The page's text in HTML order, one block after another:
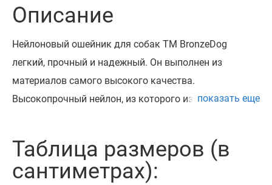
Описание
Нейлоновый ошейник для собак ТМ BronzeDog
легкий, прочный и надежный. Он выполнен из
материалов самого высокого качества.
Высокопрочный нейлон, из которого изготовлен
Ошейник укомплектован прочной металлической
пряжкой с возможностью нанесения гравировки.
показать еще
Таблица размеров (в
сантиметрах):